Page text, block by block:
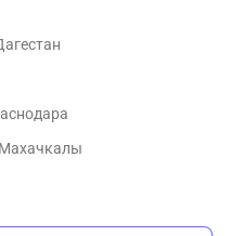
Махачкалы